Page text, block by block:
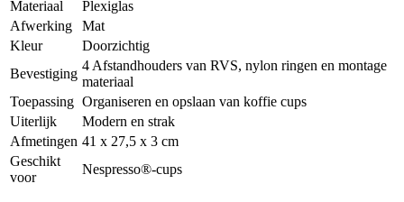
Materiaal
Plexiglas
Afwerking
Mat
Kleur
Doorzichtig
Bevestiging
4 Afstandhouders van RVS, nylon ringen en montage
materiaal
Toepassing Organiseren en opslaan van koffie cups
Uiterlijk
Modern en strak
Afmetingen 41 x 27,5 x 3 cm
Geschikt
voor
Nespresso®-cups